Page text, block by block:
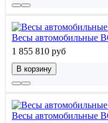
Весы автомобильные
1 855 810 руб
В корзину
Весы автомобильные